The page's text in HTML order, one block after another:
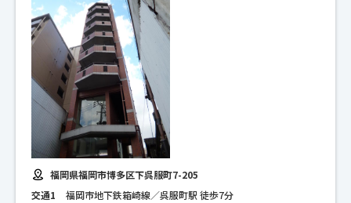
福岡県福岡市博多区下呉服町7-205
交通1
福岡市地下鉄箱崎線／呉服町駅 徒歩7分